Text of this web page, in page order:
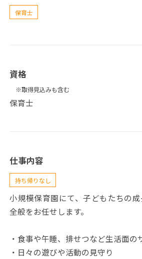
保育士
資格
※取得見込みも含む
保育士
仕事内容
持ち帰りなし
小規模保育園にて、子どもたちの
全般をお任せします。
・食事や午睡、排せつなど生活面の
・日々の遊びや活動の見守り